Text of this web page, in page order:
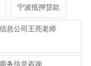
宁波抵押贷款
息公司王亮老师